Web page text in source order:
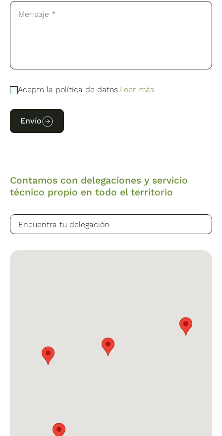
Acepto la política de datos.Leer más
Envío
Contamos con delegaciones y servicio
técnico propio en todo el territorio